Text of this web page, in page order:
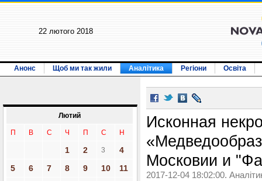
22 лютого 2018
Анонс Щоб ми так жили Аналітика Регіони Освіта
Лютий
П В С Ч П С Н
1 2 3
4
5
6 7 8 9 10
11
Исконная
Московии и
2017-12-04 18:02:00.